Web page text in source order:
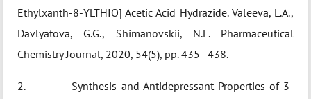
Ethylxanth-8-YLTHIO] Acetic Acid Hydrazide. Valeeva, L.A.,
Davlyatova, G.G., Shimanovskii, N.L. Pharmaceutical
Chemistry Journal, 2020, 54(5), pp. 435–438.
2. Synthesis and Antidepressant Properties of 3-